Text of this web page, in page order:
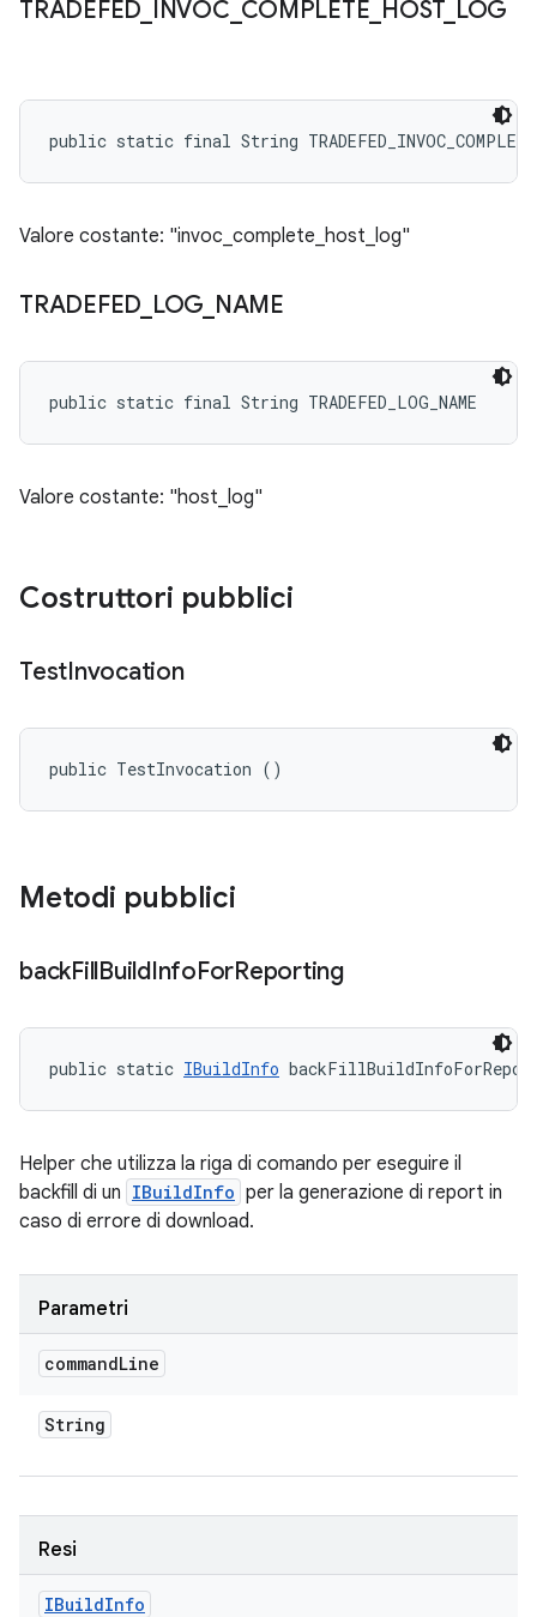
TRADEFED INVOC COMPLETE HOST_ LOG
public static final String
Valore costante: "invoc_complete_host_log"
TRADEFED LOG NAME
public static final String TRADEFED_LOG_NAME
Valore costante: "host_log"
Costruttori pubblici
TestInvocation
public TestInvocation ()
Metodi pubblici
backFillBuildInfoForReporting
public static IBuildInfo
Helper che utilizza la riga di comando per eseguire il
backfill di un IBuildInfo per la generazione di report in
caso di errore di download.
Parametri
commandLine
String
Resi
IBuildInfo